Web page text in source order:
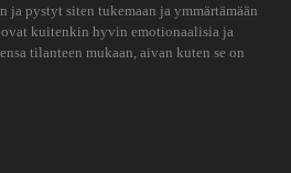
ja pystyt siten tukemaan ja ymmärtämään
kuitenkin hyvin emotionaalisia ja
tilanteen mukaan, aivan kuten se on